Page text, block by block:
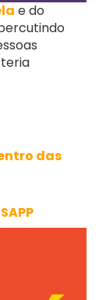
e do
das